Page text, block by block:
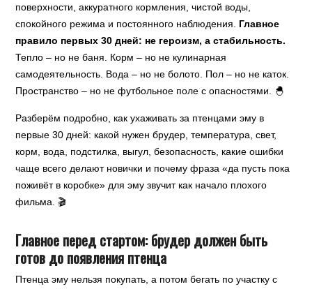
поверхности, аккуратного кормления, чистой воды,
спокойного режима и постоянного наблюдения. Главное
правило первых 30 дней: не героизм, а стабильность.
Тепло – но не баня. Корм – но не кулинарная
самодеятельность. Вода – но не болото. Пол – но не каток.
Пространство – но не футбольное поле с опасностями. 🐣
Разберём подробно, как ухаживать за птенцами эму в
первые 30 дней: какой нужен брудер, температура, свет,
корм, вода, подстилка, выгул, безопасность, какие ошибки
чаще всего делают новички и почему фраза «да пусть пока
поживёт в коробке» для эму звучит как начало плохого
фильма. 🎬
Главное перед стартом: брудер должен быть
готов до появления птенца
Птенца эму нельзя покупать, а потом бегать по участку с